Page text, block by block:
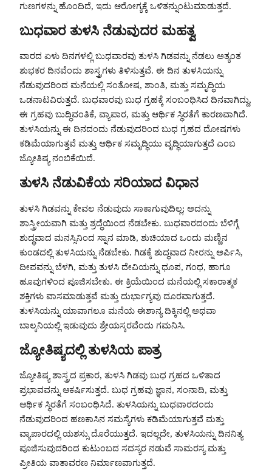
ಗುಣಗಳನ್ನು ಹೊಂದಿದೆ, ಇದು ಆರೋಗ್ಯಕ್ಕೆ ಒಳಿತನ್ನುಂಟುಮಾಡುತ್ತದೆ.
ಬುಧವಾರ ತುಳಸಿ ನೆಡುವುದರ ಮಹತ್ವ
ವಾರದ ಏಳು ದಿನಗಳಲ್ಲಿ ಬುಧವಾರವು ತುಳಸಿ ಗಿಡವನ್ನು ನೆಡಲು ಅತ್ಯಂತ
ಶುಭಕರ ದಿನವೆಂದು ಶಾಸ್ತ್ರಗಳು ತಿಳಿಸುತ್ತವೆ. ಈ ದಿನ ತುಳಸಿಯನ್ನು
ನೆಡುವುದರಿಂದ ಮನೆಯಲ್ಲಿ ಸಂತೋಷ, ಶಾಂತಿ, ಮತ್ತು ಸಮೃದ್ಧಿಯ
ಒಡನಾಟವಿರುತ್ತದೆ. ಬುಧವಾರವು ಬುಧ ಗ್ರಹಕ್ಕೆ ಸಂಬಂಧಿಸಿದ ದಿನವಾಗಿದ್ದು,
ಈ ಗ್ರಹವು ಬುದ್ಧಿವಂತಿಕೆ, ವ್ಯಾಪಾರ, ಮತ್ತು ಆರ್ಥಿಕ ಸ್ಥಿರತೆಗೆ ಕಾರಣವಾಗಿದೆ.
ತುಳಸಿಯನ್ನು ಈ ದಿನದಂದು ನೆಡುವುದರಿಂದ ಬುಧ ಗ್ರಹದ ದೋಷಗಳು
ಕಡಿಮೆಯಾಗುತ್ತವೆ ಮತ್ತು ಆರ್ಥಿಕ ಸಮೃದ್ಧಿಯು ವೃದ್ಧಿಯಾಗುತ್ತದೆ ಎಂಬ
ಜ್ಯೋತಿಷ್ಯ ನಂಬಿಕೆಯಿದೆ.
ತುಳಸಿ ನೆಡುವಿಕೆಯ ಸರಿಯಾದ ವಿಧಾನ
ತುಳಸಿ ಗಿಡವನ್ನು ಕೇವಲ ನೆಡುವುದು ಸಾಕಾಗುವುದಿಲ್ಲ; ಅದನ್ನು
ಶಾಸ್ತ್ರೀಯವಾಗಿ ಮತ್ತು ಶ್ರದ್ಧೆಯಿಂದ ನೆಡಬೇಕು. ಬುಧವಾರದಂದು ಬೆಳಿಗ್ಗೆ
ಶುದ್ಧವಾದ ಮನಸ್ಸಿನಿಂದ ಸ್ನಾನ ಮಾಡಿ, ಶುಚಿಯಾದ ಒಂದು ಮಣ್ಣಿನ
ಕುಂಡದಲ್ಲಿ ತುಳಸಿಯನ್ನು ನೆಡಬೇಕು. ಗಿಡಕ್ಕೆ ಶುದ್ಧವಾದ ನೀರನ್ನು ಅರ್ಪಿಸಿ,
ದೀಪವನ್ನು ಬೆಳಗಿ, ಮತ್ತು ತುಳಸಿ ದೇವಿಯನ್ನು ಧೂಪ, ಗಂಧ, ಹಾಗೂ
ಹೂವುಗಳಿಂದ ಪೂಜಿಸಬೇಕು. ಈ ಕ್ರಿಯೆಯಿಂದ ಮನೆಯಲ್ಲಿ ಸಕಾರಾತ್ಮಕ
ಶಕ್ತಿಗಳು ವಾಸಮಾಡುತ್ತವೆ ಮತ್ತು ದುರ್ಭಾಗ್ಯವು ದೂರವಾಗುತ್ತದೆ.
ತುಳಸಿಯನ್ನು ಯಾವಾಗಲೂ ಮನೆಯ ಈಶಾನ್ಯ ದಿಕ್ಕಿನಲ್ಲಿ ಅಥವಾ
ಬಾಲ್ಕನಿಯಲ್ಲಿ ಇಡುವುದು ಶ್ರೇಯಸ್ಕರವೆಂದು ಗಮನಿಸಿ.
ಜ್ಯೋತಿಷ್ಯದಲ್ಲಿ ತುಳಸಿಯ ಪಾತ್ರ
ಜ್ಯೋತಿಷ್ಯ ಶಾಸ್ತ್ರದ ಪ್ರಕಾರ, ತುಳಸಿ ಗಿಡವು ಬುಧ ಗ್ರಹದ ಒಳಿತಾದ
ಪ್ರಭಾವವನ್ನು ಆಕರ್ಷಿಸುತ್ತದೆ. ಬುಧ ಗ್ರಹವು ಜ್ಞಾನ, ಸಂನಾದಿ, ಮತ್ತು
ಆರ್ಥಿಕ ಸ್ಥಿರತೆಗೆ ಸಂಬಂಧಿಸಿದೆ. ತುಳಸಿಯನ್ನು ಬುಧವಾರದಂದು
ನೆಡುವುದರಿಂದ ಹಣಕಾಸಿನ ಸಮಸ್ಯೆಗಳು ಕಡಿಮೆಯಾಗುತ್ತವೆ ಮತ್ತು
ವ್ಯಾಪಾರದಲ್ಲಿ ಯಶಸ್ಸು ದೊರೆಯುತ್ತದೆ. ಇದಲ್ಲದೇ, ತುಳಸಿಯನ್ನು ದಿನನಿತ್ಯ
ಪೂಜಿಸುವುದರಿಂದ ಕುಟುಂಬದ ಸದಸ್ಯರ ನಡುವೆ ಸಾಮರಸ್ಯ ಮತ್ತು
ಪ್ರೀತಿಯ ವಾತಾವರಣ ನಿರ್ಮಾಣವಾಗುತ್ತದೆ.